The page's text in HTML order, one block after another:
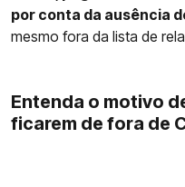
por conta da ausência
mesmo fora da lista de
Entenda o motivo
ficarem de fora de